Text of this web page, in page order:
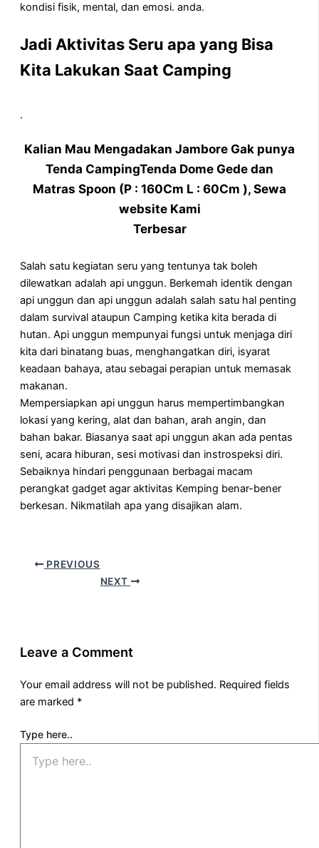
kondisi fisik, mental, dan emosi. anda.
Jadi Aktivitas Seru apa yang Bisa
Kita Lakukan Saat Camping
.
Kalian Mau Mengadakan Jambore Gak punya
Tenda CampingTenda Dome Gede dan
Matras Spoon (P : 160Cm L : 60Cm ), Sewa
website Kami
Terbesar
Salah satu kegiatan seru yang tentunya tak boleh
dilewatkan adalah api unggun. Berkemah identik dengan
api unggun dan api unggun adalah salah satu hal penting
dalam survival ataupun Camping ketika kita berada di
hutan. Api unggun mempunyai fungsi untuk menjaga diri
kita dari binatang buas, menghangatkan diri, isyarat
keadaan bahaya, atau sebagai perapian untuk memasak
makanan.
Mempersiapkan api unggun harus mempertimbangkan
lokasi yang kering, alat dan bahan, arah angin, dan
bahan bakar. Biasanya saat api unggun akan ada pentas
seni, acara hiburan, sesi motivasi dan instrospeksi diri.
Sebaiknya hindari penggunaan berbagai macam
perangkat gadget agar aktivitas Kemping benar-bener
berkesan. Nikmatilah apa yang disajikan alam.
PREVIOUS
NEXT
Leave a Comment
Your email address will not be published. Required fields
are marked *
Type here..